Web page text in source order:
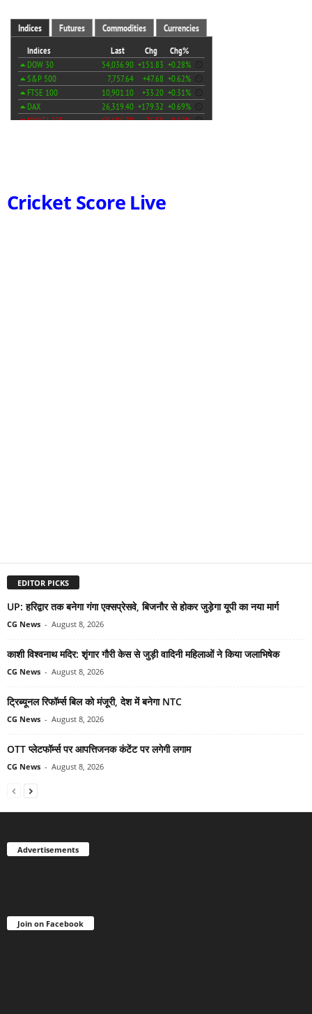
Cricket Score Live
EDITOR PICKS
UP: हरिद्वार तक बनेगा गंगा एक्सप्रेसवे, बिजनौर से होकर जुड़ेगा यूपी का नया मार्ग
CG News - August 8, 2026
काशी विश्वनाथ मदिर: शृंगार गौरी केस से जुड़ी वादिनी महिलाओं ने किया जलाभिषेक
CG News - August 8, 2026
ट्रिब्यूनल रिफॉर्म्स बिल को मंजूरी, देश में बनेगा NTC
CG News - August 8, 2026
OTT प्लेटफॉर्म्स पर आपत्तिजनक कंटेंट पर लगेगी लगाम
CG News - August 8, 2026
Advertisements
Join on Facebook